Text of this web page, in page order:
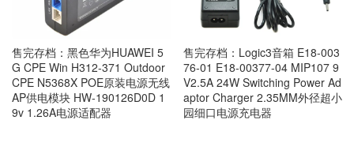
售完存档：黑色华为HUAWEI 5
G CPE Win H312-371 Outdoor
CPE N5368X POE原装电源无线
AP供电模块 HW-190126D0D 1
9v 1.26A电源适配器
售完存档：Logic3音箱 E18-003
76-01 E18-00377-04 MIP107 9
V2.5A 24W Switching Power Ad
aptor Charger 2.35MM外径超小
园细口电源充电器